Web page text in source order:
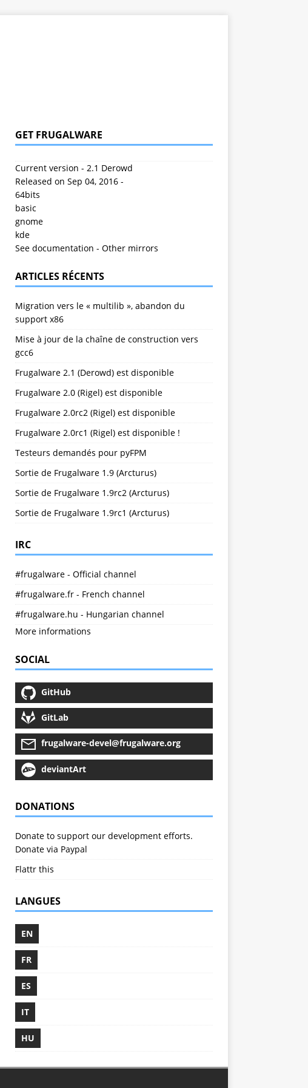
GET FRUGALWARE
Current version - 2.1 Derowd
Released on Sep 04, 2016 -
64bits
basic
gnome
kde
See documentation - Other mirrors
ARTICLES RÉCENTS
Migration vers le « multilib », abandon du
support x86
Mise à jour de la chaîne de construction vers
gcc6
Frugalware 2.1 (Derowd) est disponible
Frugalware 2.0 (Rigel) est disponible
Frugalware 2.0rc2 (Rigel) est disponible
Frugalware 2.0rc1 (Rigel) est disponible !
Testeurs demandés pour pyFPM
Sortie de Frugalware 1.9 (Arcturus)
Sortie de Frugalware 1.9rc2 (Arcturus)
Sortie de Frugalware 1.9rc1 (Arcturus)
IRC
#frugalware - Official channel
#frugalware.fr - French channel
#frugalware.hu - Hungarian channel
More informations
SOCIAL
GitHub
GitLab
frugalware-devel@frugalware.org
deviantArt
DONATIONS
Donate to support our development efforts.
Donate via Paypal
Flattr this
LANGUES
EN
FR
ES
IT
HU